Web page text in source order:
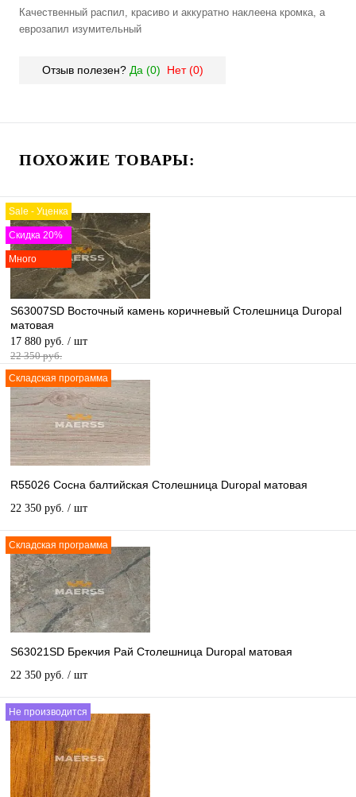
Качественный распил, красиво и аккуратно наклеена кромка, а
еврозапил изумительный
Отзыв полезен? Да (0) Нет (0)
ПОХОЖИЕ ТОВАРЫ:
Sale - Уценка
Скидка 20%
Много
S63007SD Восточный камень коричневый Столешница Duropal
матовая
17 880 руб. / шт
22 350 руб.
Складская программа
R55026 Сосна балтийская Столешница Duropal матовая
22 350 руб. / шт
Складская программа
S63021SD Брекчия Рай Столешница Duropal матовая
22 350 руб. / шт
Не производится